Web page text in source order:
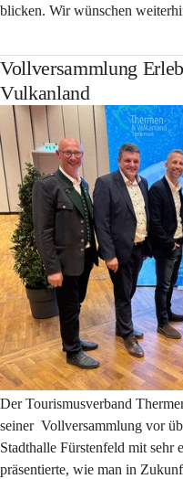
blicken. Wir wünschen
Vollversammlung
Vulkanland
Der Tourismusverband
seiner  Vollversammlung vor
Stadthalle Fürstenfeld mit sehr
präsentierte, wie man in